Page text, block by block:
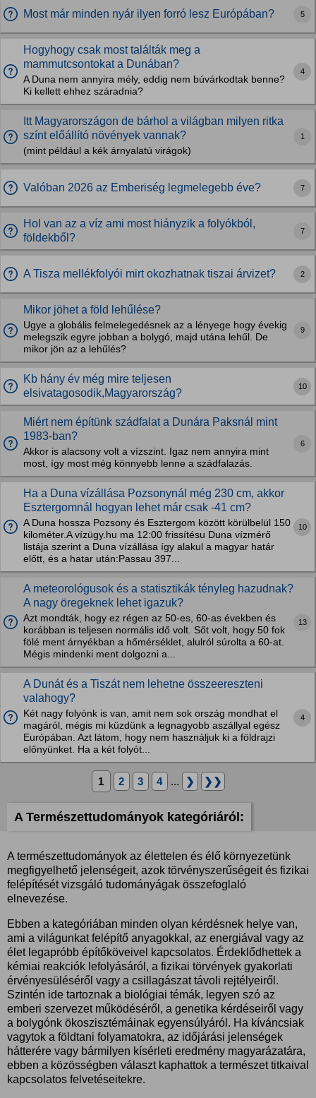
Most már minden nyár ilyen forró lesz Európában? 5
Hogyhogy csak most találták meg a
mammutcsontokat a Dunában?
A Duna nem annyira mély, eddig nem búvárkodtak benne?
Ki kellett ehhez száradnia?
4
Itt Magyarországon de bárhol a világban milyen ritka
színt előállító növények vannak?
(mint például a kék árnyalatú virágok)
1
Valóban 2026 az Emberiség legmelegebb éve? 7
Hol van az a víz ami most hiányzik a folyókból,
földekből?
7
A Tisza mellékfolyói mirt okozhatnak tiszai árvizet? 2
Mikor jöhet a föld lehűlése?
Ugye a globális felmelegedésnek az a lényege hogy évekig
melegszik egyre jobban a bolygó, majd utána lehűl. De
mikor jön az a lehűlés?
9
Kb hány év még mire teljesen
elsivatagosodik,Magyarország?
10
Miért nem építünk szádfalat a Dunára Paksnál mint
1983-ban?
Akkor is alacsony volt a vízszint. Igaz nem annyira mint
most, így most még könnyebb lenne a szádfalazás.
6
Ha a Duna vízállása Pozsonynál még 230 cm, akkor
Esztergomnál hogyan lehet már csak -41 cm?
A Duna hossza Pozsony és Esztergom között körülbelül 150
kilométer.A vízügy.hu ma 12:00 frissítésu Duna vízmérő
listája szerint a Duna vízállása így alakul a magyar határ
előtt, és a hatar után:Passau 397...
10
A meteorológusok és a statisztikák tényleg hazudnak?
A nagy öregeknek lehet igazuk?
Azt mondták, hogy ez régen az 50-es, 60-as években és
korábban is teljesen normális idő volt. Sőt volt, hogy 50 fok
fölé ment árnyékban a hőmérséklet, alulról súrolta a 60-at.
Mégis mindenki ment dolgozni a...
13
A Dunát és a Tiszát nem lehetne összeereszteni
valahogy?
Két nagy folyónk is van, amit nem sok ország mondhat el
magáról, mégis mi küzdünk a legnagyobb aszállyal egész
Európában. Azt látom, hogy nem használjuk ki a földrajzi
előnyünket. Ha a két folyót...
4
1 2 3 4 ... ❯ ❯❯
A Természettudományok kategóriáról:
A természettudományok az élettelen és élő környezetünk
megfigyelhető jelenségeit, azok törvényszerűségeit és fizikai
felépítését vizsgáló tudományágak összefoglaló
elnevezése.
Ebben a kategóriában minden olyan kérdésnek helye van,
ami a világunkat felépítő anyagokkal, az energiával vagy az
élet legapróbb építőköveivel kapcsolatos. Érdeklődhettek a
kémiai reakciók lefolyásáról, a fizikai törvények gyakorlati
érvényesüléséről vagy a csillagászat távoli rejtélyeiről.
Szintén ide tartoznak a biológiai témák, legyen szó az
emberi szervezet működéséről, a genetika kérdéseiről vagy
a bolygónk ökoszisztémáinak egyensúlyáról. Ha kíváncsiak
vagytok a földtani folyamatokra, az időjárási jelenségek
hátterére vagy bármilyen kísérleti eredmény magyarázatára,
ebben a közösségben választ kaphattok a természet titkaival
kapcsolatos felvetéseitekre.